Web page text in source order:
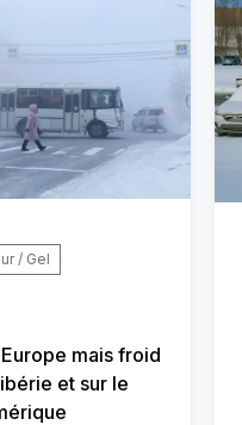
/ Gel
mais froid
et sur le